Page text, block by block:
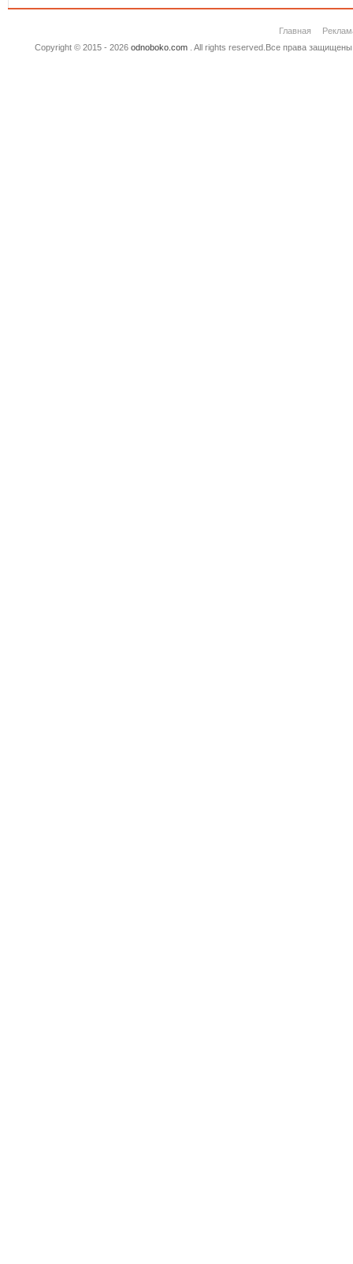
Главная
Copyright © 2015 - 2026 odnoboko.com. All rights reserved.Все права защищены.